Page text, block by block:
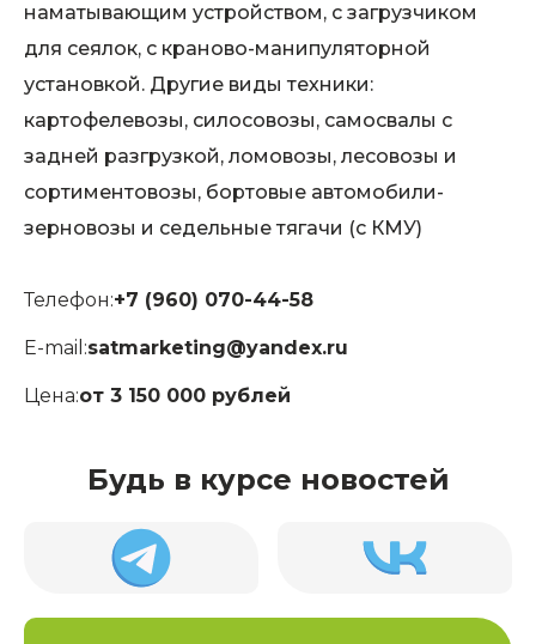
наматывающим устройством, с загрузчиком
для сеялок, с краново-манипуляторной
установкой. Другие виды техники:
картофелевозы, силосовозы, самосвалы с
задней разгрузкой, ломовозы, лесовозы и
сортиментовозы, бортовые автомобили-
зерновозы и седельные тягачи (с КМУ)
Телефон:+7 (960) 070-44-58
E-mail:satmarketing@yandex.ru
Цена:от 3 150 000 рублей
Будь в курсе новостей